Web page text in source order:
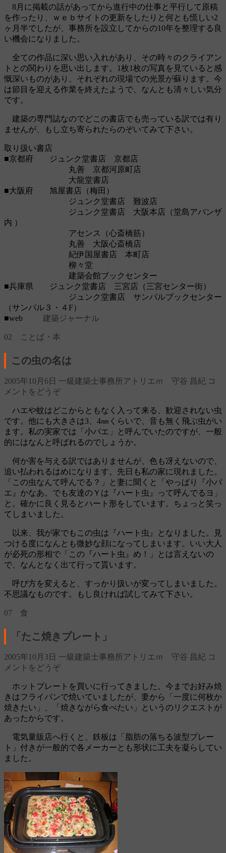
8月に掲載の話があってから進行中の仕事と平行して原稿
を作ったり、ｗｅｂサイトの更新をしたりと何とも慌しい2
ヶ月半でしたが、事務所を設立してからの10年を整理する良
い機会になりました。
全ての作品に深い思い入れがあり、その時々のクライアン
トとの関わりを思い出します。1枚1枚の写真を見ていると感
慨深いものがあり、それぞれの現場での光景が蘇ります。今
は節目を迎える作業を終えたようで、なんとも清々しい気分
です。
建築の専門誌なのでどこの書店でも売っている訳では有り
ませんが、もし立ち寄られたらのぞいてみて下さい。
取り扱い書店
■京都府 ジュンク堂書店 京都店
丸善 京都河原町店
大龍堂書店
■大阪府 旭屋書店（梅田）
ジュンク堂書店 難波店
ジュンク堂書店 大阪本店（堂島アバンザ
内 ）
アセンス（心斎橋筋）
丸善 大阪心斎橋店
紀伊国屋書店 本町店
柳々堂
建築会館ブックセンター
■兵庫県 ジュンク堂書店 三宮店（三宮センター街）
ジュンク堂書店 サンパルブックセンター
（サンパル３・４F）
■web 建築ジャーナル
02 ことば・本
この虫の名は
2005年10月6日 一級建築士事務所アトリエｍ 守谷 昌紀 コ
メントをどうぞ
ハエや蚊はどこからともなく入って来る、歓迎されない虫
です。他にも大きさは3、4㎜くらいで、音も無く飛ぶ虫がい
ます。私の実家では「小バエ」と呼んでいたのですが、一般
的にはなんと呼ばれるのでしょうか。
何か害を与える訳ではありませんが、色も冴えないので、
追い払われるはめになります。先日も私の家に現れました。
「この虫なんて呼んでる？」と妻に聞くと「やっぱり『小バ
エ』かなあ。でも友達のＹは『ハート虫』って呼んでるヨ」
と。確かに良く見るとハート形をしています。ちょっと笑っ
てしまいました。
以来、我が家でもこの虫は『ハート虫』となりました。見
つける度になんとも微妙な顔になってしまいます。いい大人
が必死の形相で「この『ハート虫』め！」とは言えないの
で、なんとなく出て行って貰います。
呼び方を変えると、すっかり扱いが変ってしまいました。
不思議なものです。もし良ければ試してみて下さい。
07 食
「たこ焼きプレート」
2005年10月3日 一級建築士事務所アトリエｍ 守谷 昌紀 コ
メントをどうぞ
ホットプレートを買いに行ってきました。今までお好み焼
きはフライパンで焼いていましたが、妻から「一度に何枚か
焼きたい」、「焼きながら食べたい」というのリクエストが
あったからです。
電気量販店へ行くと、鉄板は「脂肪の落ちる波型プレー
ト」付きが一般的で各メーカーとも形状に工夫を凝らしてい
ました。